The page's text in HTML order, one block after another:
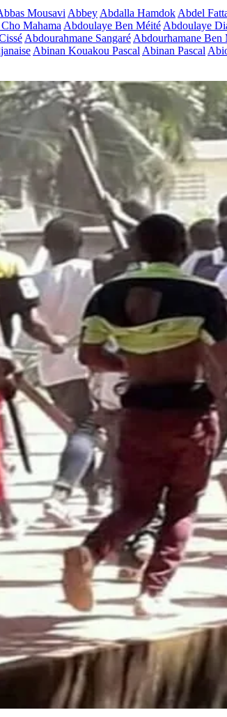
Mousavi Abbey Abdalla Hamdok Abdel
Mahama Abdoulaye Ben Méité Abdoulaye
Abdourahmane Sangaré Abdourhamane Ben
Abinan Kouakou Pascal Abinan Pascal